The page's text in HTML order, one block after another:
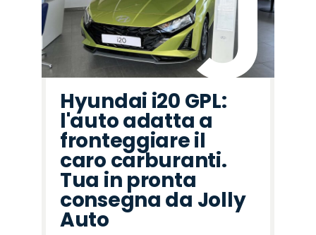
Hyundai i20 GPL:
l'auto adatta a
fronteggiare il
caro carburanti.
Tua in pronta
consegna da Jolly
Auto